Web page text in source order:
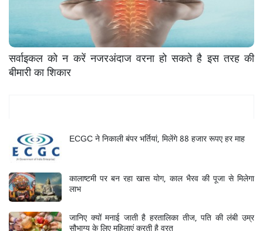
सर्वाइकल को न करें नजरअंदाज वरना हो सकते है इस तरह की
बीमारी का शिकार
ECGC ने निकाली बंपर भर्तियां, मिलेंगे 88 हजार रूपए हर माह
कालाष्टमी पर बन रहा खास योग, काल भैरव की पूजा से मिलेगा
लाभ
जानिए क्यों मनाई जाती है हरतालिका तीज, पति की लंबी उम्र
सौभाग्य के लिए महिलाएं करती है व्रत